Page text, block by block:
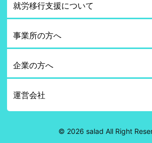
就労移行支援について
事業所の方へ
企業の方へ
運営会社
© 2026 salad All Right